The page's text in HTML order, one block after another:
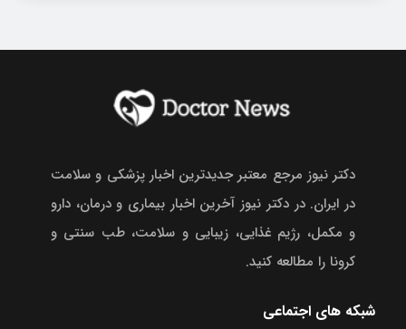
دکتر نیوز مرجع معتبر جدیدترین اخبار پزشکی و سلامت
در ایران. در دکتر نیوز آخرین اخبار بیماری و درمان، دارو
و مکمل، رژیم غذایی، زیبایی و سلامت، طب سنتی و
کرونا را مطالعه کنید.
شبکه های اجتماعی